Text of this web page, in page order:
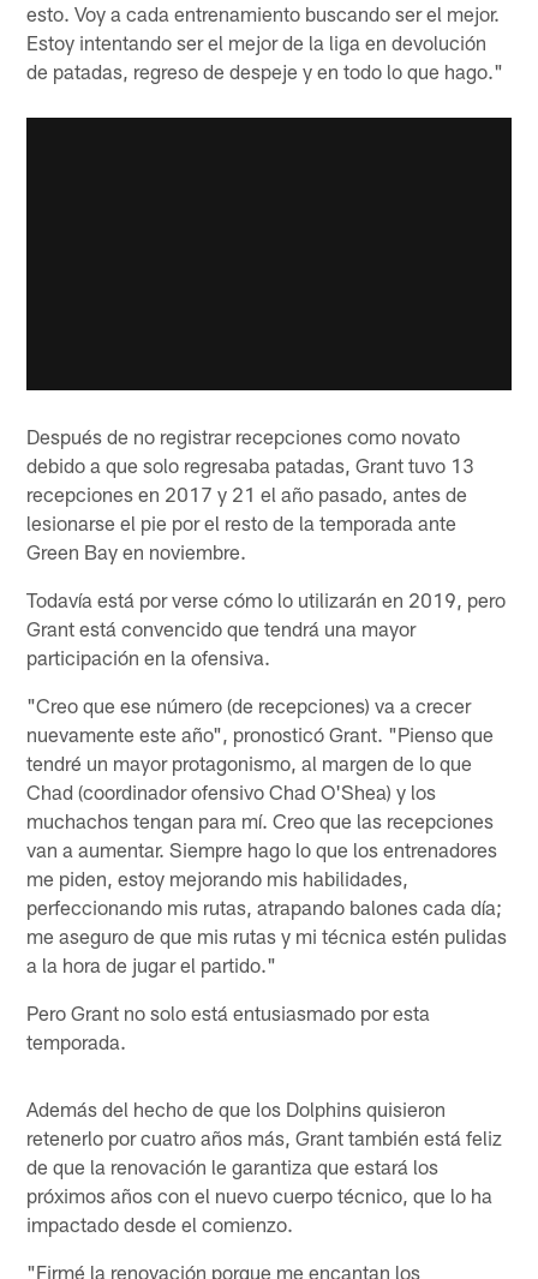
esto. Voy a cada entrenamiento buscando ser el mejor.
Estoy intentando ser el mejor de la liga en devolución
de patadas, regreso de despeje y en todo lo que hago."
Después de no registrar recepciones como novato
debido a que solo regresaba patadas, Grant tuvo 13
recepciones en 2017 y 21 el año pasado, antes de
lesionarse el pie por el resto de la temporada ante
Green Bay en noviembre.
Todavía está por verse cómo lo utilizarán en 2019, pero
Grant está convencido que tendrá una mayor
participación en la ofensiva.
"Creo que ese número (de recepciones) va a crecer
nuevamente este año", pronosticó Grant. "Pienso que
tendré un mayor protagonismo, al margen de lo que
Chad (coordinador ofensivo Chad O'Shea) y los
muchachos tengan para mí. Creo que las recepciones
van a aumentar. Siempre hago lo que los entrenadores
me piden, estoy mejorando mis habilidades,
perfeccionando mis rutas, atrapando balones cada día;
me aseguro de que mis rutas y mi técnica estén pulidas
a la hora de jugar el partido."
Pero Grant no solo está entusiasmado por esta
temporada.
Además del hecho de que los Dolphins quisieron
retenerlo por cuatro años más, Grant también está feliz
de que la renovación le garantiza que estará los
próximos años con el nuevo cuerpo técnico, que lo ha
impactado desde el comienzo.
"Firmé la renovación porque me encantan los